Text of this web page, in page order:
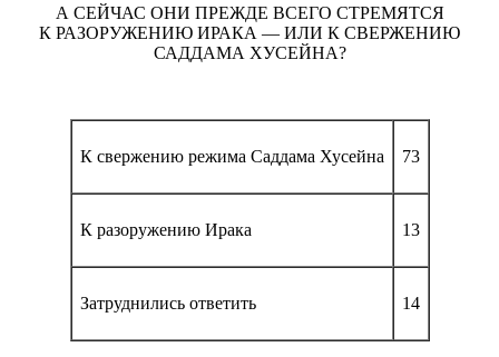
А СЕЙЧАС ОНИ ПРЕЖДЕ ВСЕГО СТРЕМЯТСЯ
К РАЗОРУЖЕНИЮ ИРАКА — ИЛИ К СВЕРЖЕНИЮ
САДДАМА ХУСЕЙНА?
К свержению режима Саддама Хусейна 73
К разоружению Ирака 13
Затруднились ответить 14